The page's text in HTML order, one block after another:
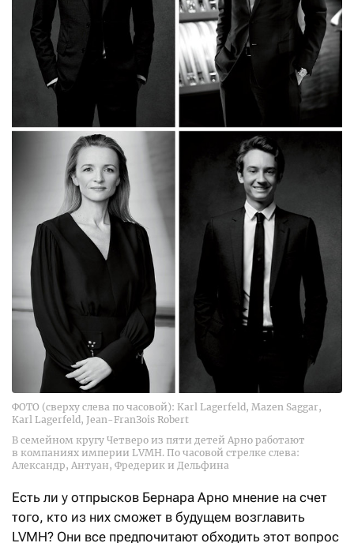
ФОТО (сверху слева по часовой): Karl Lagerfeld, Mazen Saggar,
Karl Lagerfeld, Jean-FranЗois Robert
В семейном кругу Четверо из пяти детей Арно работают
в компаниях империи LVMH. По часовой стрелке слева:
Александр, Антуан, Фредерик и Дельфина
Есть ли у отпрысков Бернара Арно мнение на счет
того, кто из них сможет в будущем возглавить
LVMH? Они все предпочитают обходить этот вопрос